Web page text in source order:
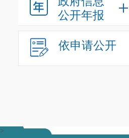
公开年报
依申请公开
>